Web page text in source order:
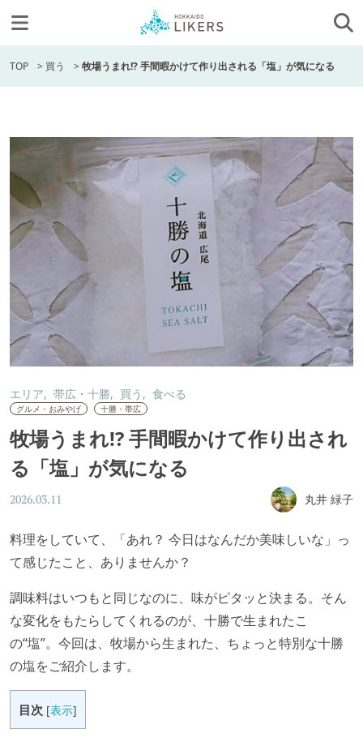
TOP > 買う >牧場うまれ!? 手間暇かけて作り出される「塩」が気になる
エリア 帯広・十勝 買う 食べる
グルメ・おみやげ 十勝・帯広
牧場うまれ!? 手間暇かけて作り出され
る「塩」が気になる
2026.03.11 丸井 緑子
料理をしていて、「あれ？ 今日はなんだか美味しいな」っ
て感じたこと、ありませんか？
調味料はいつもと同じなのに、味がピタッと決まる。そん
な変化をもたらしてくれるのが、十勝で生まれたこ
の“塩”。今回は、牧場から生まれた、ちょっと特別な十勝
の塩をご紹介します。
目次 [表示]